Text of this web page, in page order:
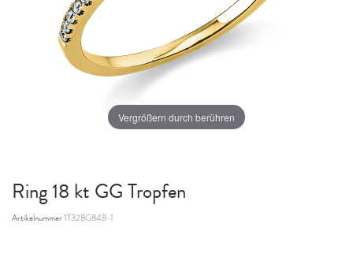
Vergrößern durch berühren
Ring 18 kt GG Tropfen
Artikelnummer1T328G848-1